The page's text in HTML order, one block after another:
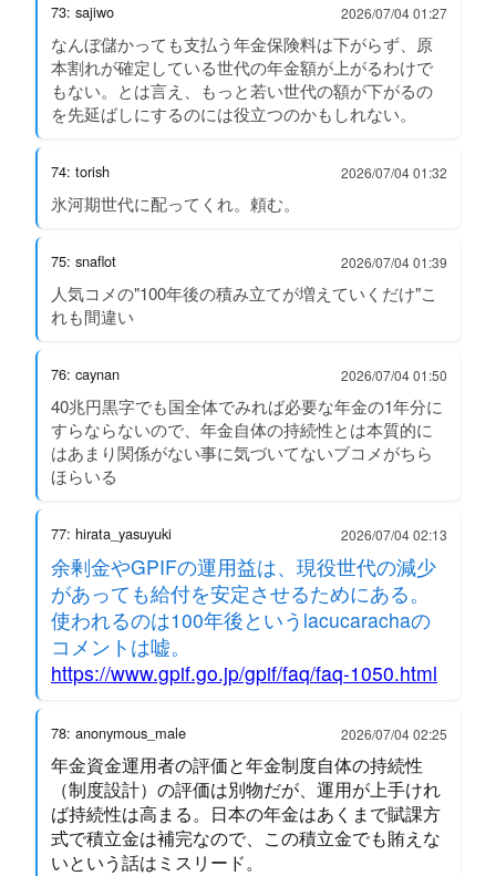
73: sajiwo 2026/07/04 01:27
なんぼ儲かっても支払う年金保険料は下がらず、原
本割れが確定している世代の年金額が上がるわけで
もない。とは言え、もっと若い世代の額が下がるの
を先延ばしにするのには役立つのかもしれない。
74: torish 2026/07/04 01:32
氷河期世代に配ってくれ。頼む。
75: snaflot 2026/07/04 01:39
人気コメの"100年後の積み立てが増えていくだけ"こ
れも間違い
76: caynan 2026/07/04 01:50
40兆円黒字でも国全体でみれば必要な年金の1年分に
すらならないので、年金自体の持続性とは本質的に
はあまり関係がない事に気づいてないブコメがちら
ほらいる
77: hirata_yasuyuki 2026/07/04 02:13
余剰金やGPIFの運用益は、現役世代の減少
があっても給付を安定させるためにある。
使われるのは100年後というlacucarachaの
コメントは嘘。
https://www.gpif.go.jp/gpif/faq/faq-1050.html
78: anonymous_male 2026/07/04 02:25
年金資金運用者の評価と年金制度自体の持続性
（制度設計）の評価は別物だが、運用が上手けれ
ば持続性は高まる。日本の年金はあくまで賦課方
式で積立金は補完なので、この積立金でも賄えな
いという話はミスリード。